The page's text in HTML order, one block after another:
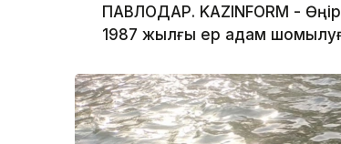
ПАВЛОДАР. KAZINFORM -
1987 жылғы ер адам